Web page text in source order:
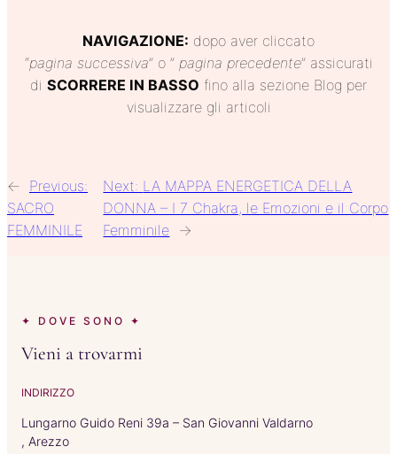
NAVIGAZIONE: dopo aver cliccato
“pagina successiva” o ” pagina precedente” assicurati
di SCORRERE IN BASSO fino alla sezione Blog per
visualizzare gli articoli
← Previous:
SACRO
FEMMINILE
Next: LA MAPPA ENERGETICA DELLA
DONNA – I 7 Chakra, le Emozioni e il Corpo
Femminile →
✦ DOVE SONO ✦
Vieni a trovarmi
INDIRIZZO
Lungarno Guido Reni 39a – San Giovanni Valdarno
, Arezzo